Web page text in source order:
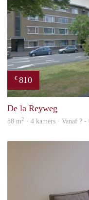
€ 810
De la Reyweg
88 m2 · 4 kamers · Vanaf ?